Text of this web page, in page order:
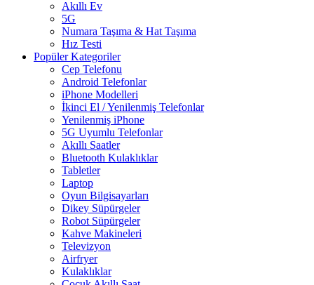
Akıllı Ev
5G
Numara Taşıma & Hat Taşıma
Hız Testi
Popüler Kategoriler
Cep Telefonu
Android Telefonlar
iPhone Modelleri
İkinci El / Yenilenmiş Telefonlar
Yenilenmiş iPhone
5G Uyumlu Telefonlar
Akıllı Saatler
Bluetooth Kulaklıklar
Tabletler
Laptop
Oyun Bilgisayarları
Dikey Süpürgeler
Robot Süpürgeler
Kahve Makineleri
Televizyon
Airfryer
Kulaklıklar